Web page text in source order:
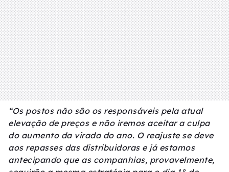
“Os postos não são os responsáveis pela atual
elevação de preços e não iremos aceitar a culpa
do aumento da virada do ano. O reajuste se deve
aos repasses das distribuidoras e já estamos
antecipando que as companhias, provavelmente,